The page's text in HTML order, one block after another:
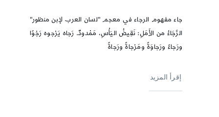
جاء مفهوم الرجاء في معجم "لسان العرب لإبن منظور"
الرَّجَاءُ من الأَمَلِ: نَقِيضُ اليَأْسِ، مَمْدودٌ. رَجاه يَرْجوه رَجْوًا
ورَجاءً ورَجاوَةً ومَرْجاةً ورَجاةً
إقرأ المزيد